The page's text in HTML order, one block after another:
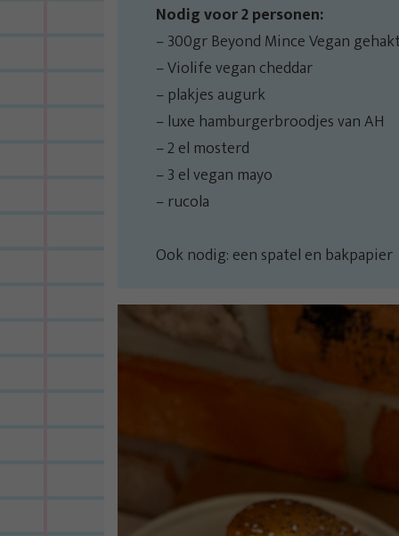
Nodig voor 2 personen:
– 300gr Beyond Mince Vegan gehakt
– Violife vegan cheddar
– plakjes augurk
– luxe hamburgerbroodjes van AH
– 2 el mosterd
–3 el vegan mayo
– rucola
Ook nodig: een spatel en bakpapier